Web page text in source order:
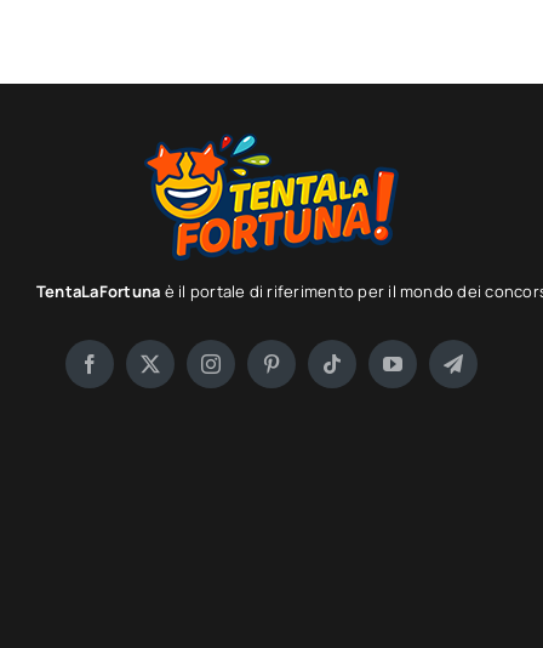
TentaLaFortuna è il portale di riferimento per il mondo dei